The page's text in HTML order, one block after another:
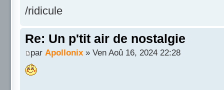
/ridicule
Re: Un p'tit air de nostalgie
par Apollonix » Ven Aoû 16, 2024 22:28